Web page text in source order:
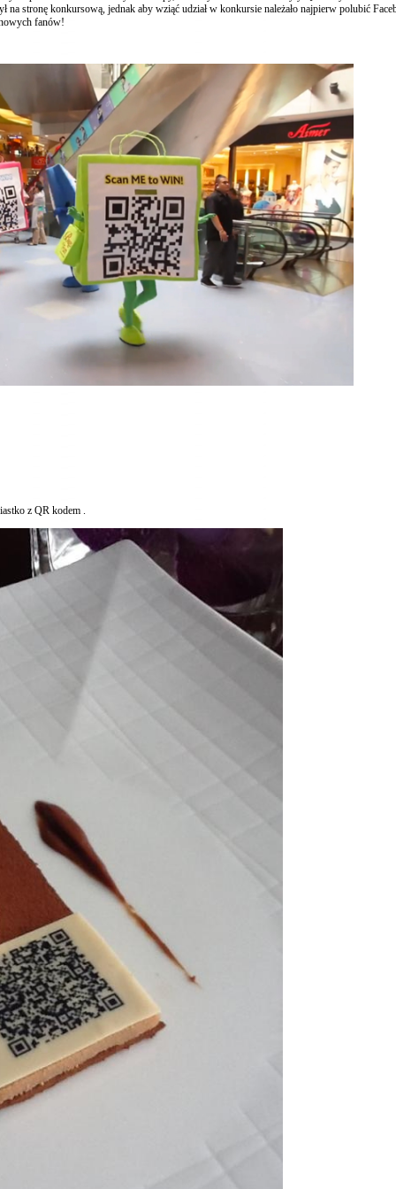
na stronę konkursową, jednak aby wziąć udział w konkursie należało najpierw polubić
fanów!
z QR kodem .